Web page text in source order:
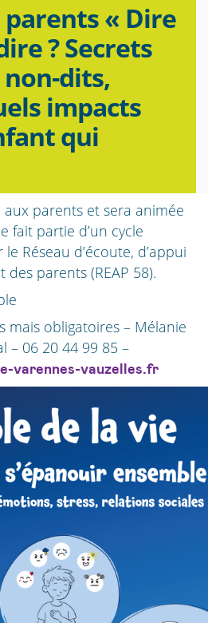
« Dire
? Secrets
dits,
impacts
qui
aux parents et sera animée
fait partie d’un cycle
Réseau d’écoute, d’appui
des parents (REAP 58).
mais obligatoires – Mélanie
– 06 20 44 99 85 –
varennes-vauzelles.fr